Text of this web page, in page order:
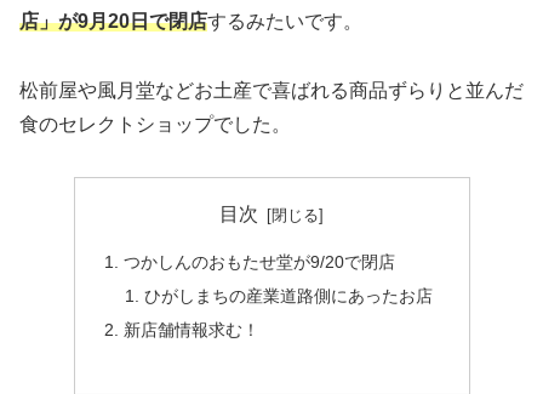
店」が9月20日で閉店するみたいです。
松前屋や風月堂などお土産で喜ばれる商品ずらりと並んだ
食のセレクトショップでした。
目次
つかしんのおもたせ堂が9/20で閉店
ひがしまちの産業道路側にあったお店
新店舗情報求む！